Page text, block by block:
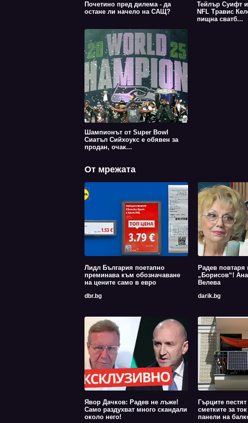
Почетино пред дилема - да
остане ли начело на САЩ?
Тейлър Суифт и
NFL Травис
пищна сватб...
Шампионът от Super Bowl
Сиатъл Сийхоукс е обявен за
продан, очак...
От мрежата
Лидл България поетапно
преминава към обозначаване
на цените само в евро
dbr.bg
Радев повтаря
„Борисов“!
Велева
darik.bg
Явор Дачков: Радев не лъже!
Само раздухват много скандали
около него!
Гърците
сметките за
панели на